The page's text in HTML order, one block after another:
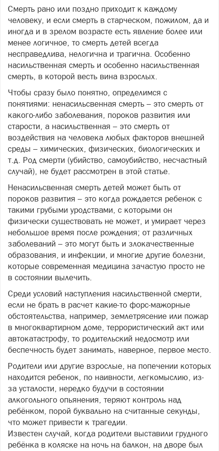
Смерть рано или поздно приходит к каждому
человеку, и если смерть в старческом, пожилом, да и
иногда и в зрелом возрасте есть явление более или
менее логичное, то смерть детей всегда
несправедлива, нелогична и трагична. Особенно
насильственная смерть и особенно насильственная
смерть, в которой весть вина взрослых.
Чтобы сразу было понятно, определимся с
понятиями: ненасильсвенная смерть – это смерть от
какого-либо заболевания, пороков развития или
старости, а насильственная – это смерть от
воздействия на человека любых факторов внешней
среды – химических, физических, биологических и
т.д. Род смерти (убийство, самоубийство, несчастный
случай), не будет рассмотрен в этой статье.
Ненасильсвенная смерть детей может быть от
пороков развития – это когда рождается ребенок с
такими грубыми уродствами, с которыми он
физически существовать не может, и умирает через
небольшое время после рождения; от различных
заболеваний – это могут быть и злокачественные
образования, и инфекции, и многие другие болезни,
которые современная медицина зачастую просто не
в состоянии вылечить.
Среди условий наступления насильственной смерти,
если не брать в расчет какие-то форс-мажорные
обстоятельства, например, землетрясение или пожар
в многоквартирном доме, террористический акт или
автокатастрофу, то родительский недосмотр или
беспечность будет занимать, наверное, первое место.
Родители или другие взрослые, на попечении которых
находится ребенок, по наивности, легкомыслию, из-
за усталости, нередко будучи в состоянии
алкогольного опьянения, теряют контроль над
ребёнком, порой буквально на считанные секунды,
что может привести к трагедии.
Известен случай, когда родители выставили грудного
ребёнка в коляске на ночь на балкон, на дворе был